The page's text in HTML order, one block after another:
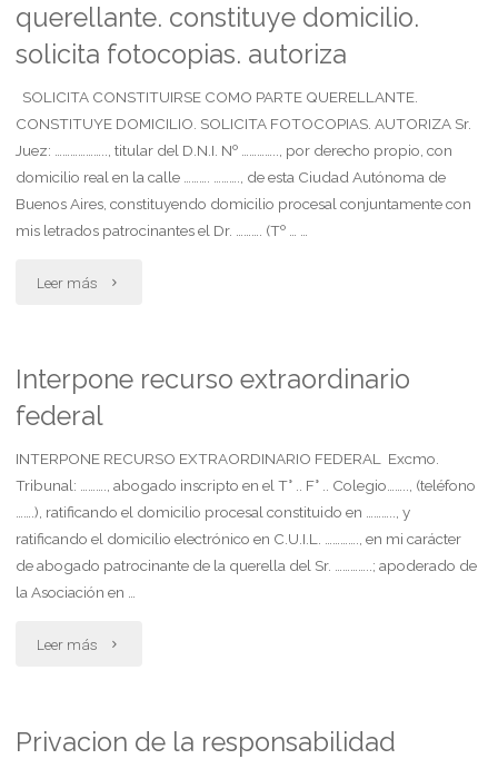
accidente
de
transito
transporte
querellante. constituye domicilio.
solicita fotocopias. autoriza
SOLICITA CONSTITUIRSE COMO PARTE QUERELLANTE.
CONSTITUYE DOMICILIO. SOLICITA FOTOCOPIAS. AUTORIZA Sr.
Juez: ……………….., titular del D.N.I. Nº ………….., por derecho propio, con
domicilio real en la calle ………. ………., de esta Ciudad Autónoma de
Buenos Aires, constituyendo domicilio procesal conjuntamente con
mis letrados patrocinantes el Dr. ………. (Tº … …
Leer más "Solicita
querellante.
constituye
domicilio.
solicita
Interpone recurso extraordinario
federal
INTERPONE RECURSO EXTRAORDINARIO FEDERAL Excmo.
Tribunal: ………., abogado inscripto en el T° .. F° .. Colegio…….., (teléfono
…….), ratificando el domicilio procesal constituido en ……….., y
ratificando el domicilio electrónico en C.U.I.L. …………., en mi carácter
de abogado patrocinante de la querella del Sr. …………..; apoderado de
la Asociación en …
Leer más "Interpone
extraordinario
Privacion de la responsabilidad